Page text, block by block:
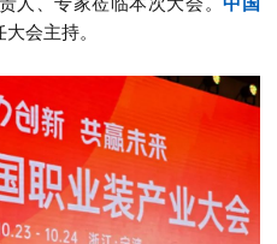
大会主持。